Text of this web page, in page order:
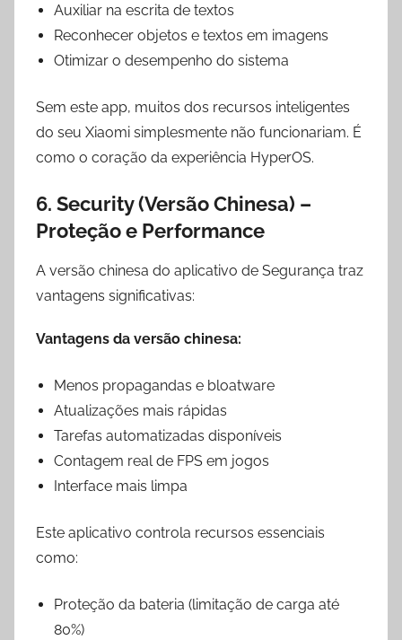
Auxiliar na escrita de textos
Reconhecer objetos e textos em imagens
Otimizar o desempenho do sistema
Sem este app, muitos dos recursos inteligentes
do seu Xiaomi simplesmente não funcionariam. É
como o coração da experiência HyperOS.
6. Security (Versão Chinesa) –
Proteção e Performance
A versão chinesa do aplicativo de Segurança traz
vantagens significativas:
Vantagens da versão chinesa:
Menos propagandas e bloatware
Atualizações mais rápidas
Tarefas automatizadas disponíveis
Contagem real de FPS em jogos
Interface mais limpa
Este aplicativo controla recursos essenciais
como:
Proteção da bateria (limitação de carga até
80%)